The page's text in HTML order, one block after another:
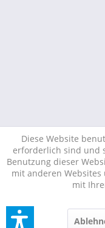
Diese Website
erforderlich sind und
Benutzung dieser
mit anderen
mit